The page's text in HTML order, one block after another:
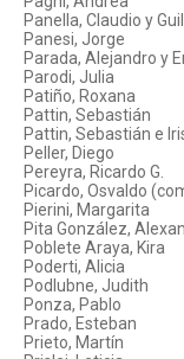
Panella, Claudio y
Panesi, Jorge
Parada, Alejandro y
Parodi, Julia
Patiño, Roxana
Pattin, Sebastián
Pattin, Sebastián e
Peller, Diego
Pereyra, Ricardo G.
Picardo, Osvaldo
Pierini, Margarita
Pita González,
Poblete Araya, Kira
Poderti, Alicia
Podlubne, Judith
Ponza, Pablo
Prado, Esteban
Prieto, Martín